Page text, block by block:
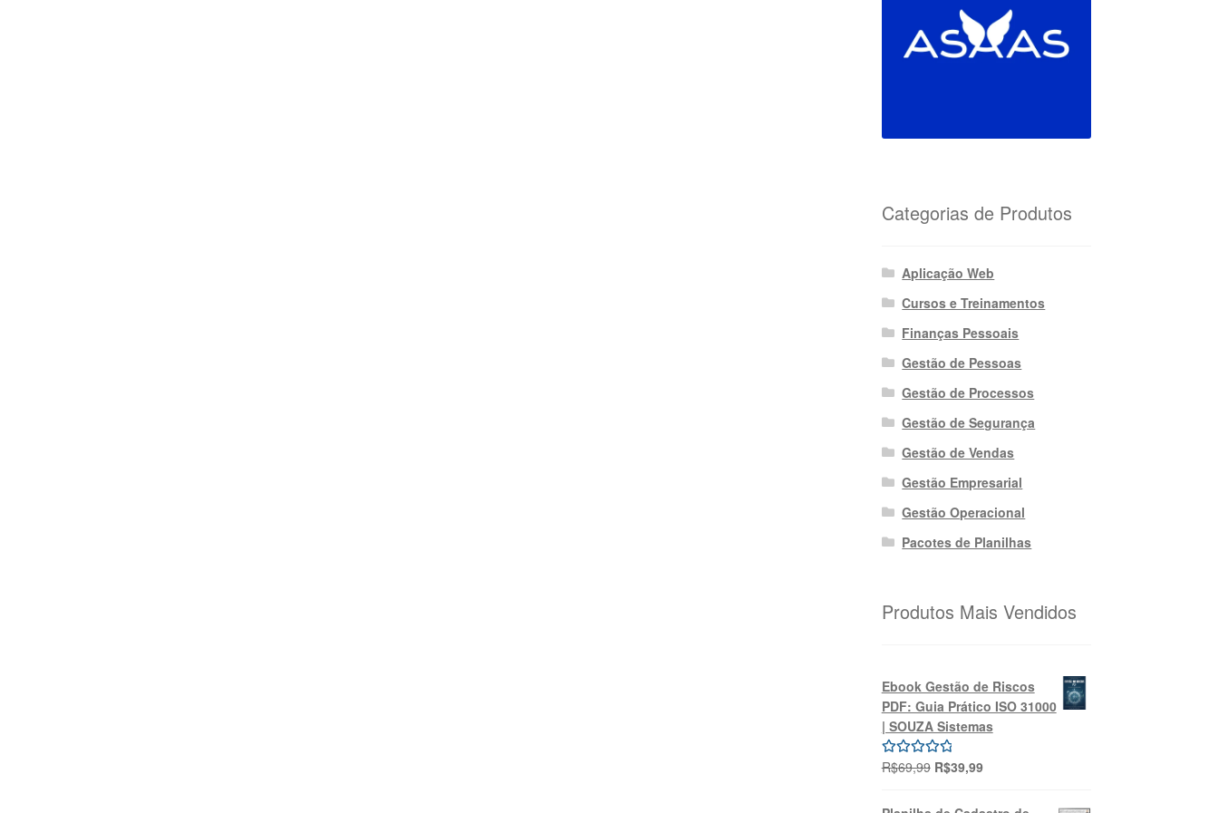
Categorias de Produtos
Aplicação Web
Cursos e Treinamentos
Finanças Pessoais
Gestão de Pessoas
Gestão de Processos
Gestão de Segurança
Gestão de Vendas
Gestão Empresarial
Gestão Operacional
Pacotes de Planilhas
Produtos Mais Vendidos
Ebook Gestão de Riscos
PDF: Guia Prático ISO 31000
| SOUZA Sistemas
Avaliação
R$69,99 O
original
R$39,99O